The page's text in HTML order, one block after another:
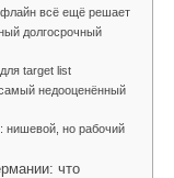
всё ещё решает
долгосрочный
target list
недооценённый
нишевой, но рабочий
что